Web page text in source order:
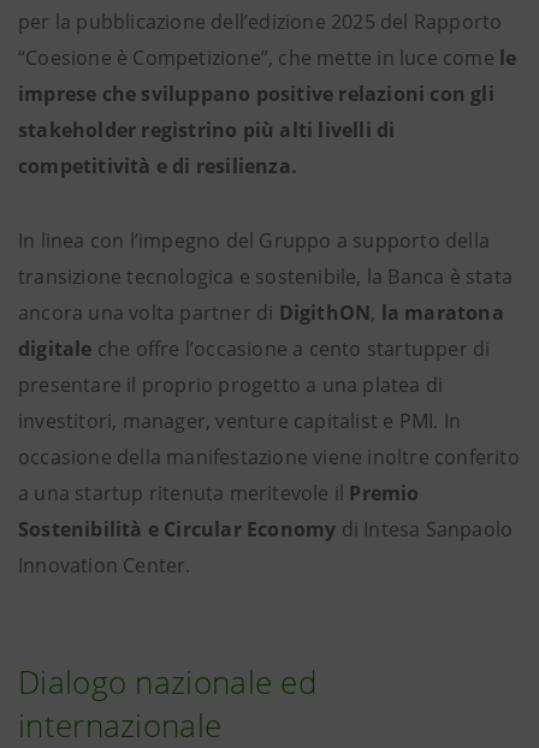
per la pubblicazione dell’edizione 2025 del Rapporto
“Coesione è Competizione”, che mette in luce come le
imprese che sviluppano positive relazioni con gli
stakeholder registrino più alti livelli di
competitività e di resilienza.
In linea con l’impegno del Gruppo a supporto della
transizione tecnologica e sostenibile, la Banca è stata
ancora una volta partner di DigithON, la maratona
digitale che offre l’occasione a cento startupper di
presentare il proprio progetto a una platea di
investitori, manager, venture capitalist e PMI. In
occasione della manifestazione viene inoltre conferito
a una startup ritenuta meritevole il Premio
Sostenibilità e Circular Economy di Intesa Sanpaolo
Innovation Center.
Dialogo nazionale ed
internazionale